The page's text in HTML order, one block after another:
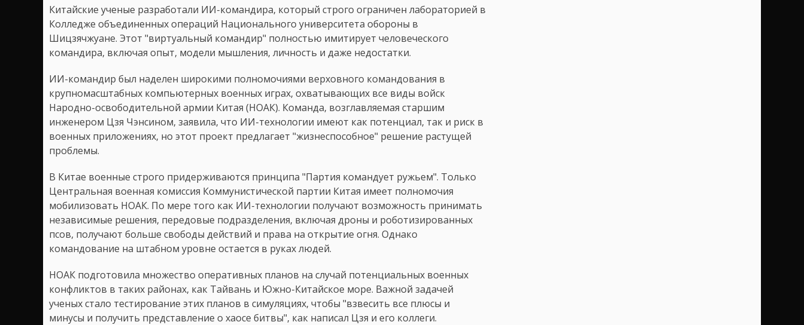
Китайские ученые разработали ИИ-командира, который строго ограничен лабораторией в
Колледже объединенных операций Национального университета обороны в
Шицзячжуане. Этот "виртуальный командир" полностью имитирует человеческого
командира, включая опыт, модели мышления, личность и даже недостатки.
ИИ-командир был наделен широкими полномочиями верховного командования в
крупномасштабных компьютерных военных играх, охватывающих все виды войск
Народно-освободительной армии Китая (НОАК). Команда, возглавляемая старшим
инженером Цзя Чэнсином, заявила, что ИИ-технологии имеют как потенциал, так и риск в
военных приложениях, но этот проект предлагает "жизнеспособное" решение растущей
проблемы.
В Китае военные строго придерживаются принципа "Партия командует ружьем". Только
Центральная военная комиссия Коммунистической партии Китая имеет полномочия
мобилизовать НОАК. По мере того как ИИ-технологии получают возможность принимать
независимые решения, передовые подразделения, включая дроны и роботизированных
псов, получают больше свободы действий и права на открытие огня. Однако
командование на штабном уровне остается в руках людей.
НОАК подготовила множество оперативных планов на случай потенциальных военных
конфликтов в таких районах, как Тайвань и Южно-Китайское море. Важной задачей
ученых стало тестирование этих планов в симуляциях, чтобы "взвесить все плюсы и
минусы и получить представление о хаосе битвы", как написал Цзя и его коллеги.